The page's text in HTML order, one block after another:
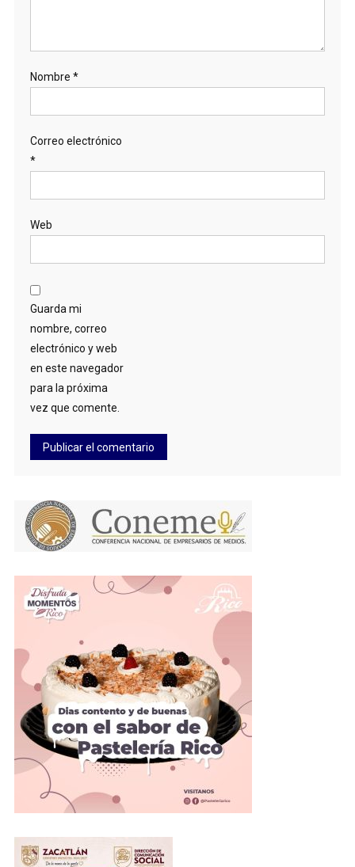
Nombre *
Correo electrónico
*
Web
Guarda mi
nombre, correo
electrónico y web
en este navegador
para la próxima
vez que comente.